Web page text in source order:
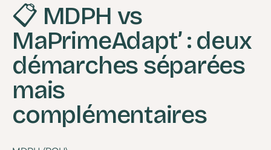
📋 MDPH vs
MaPrimeAdapt’ : deux
démarches séparées
mais
complémentaires